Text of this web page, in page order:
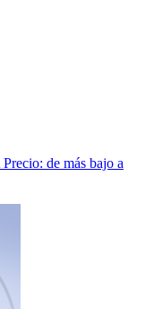
Precio: de más bajo a